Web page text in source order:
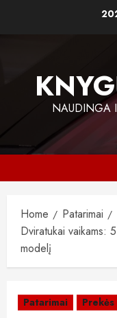
NAUDINGA
Home
Patarimai
Dviratukai vaikams:
modelį
Patarimai Prekės